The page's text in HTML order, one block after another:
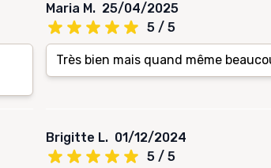
Maria M. 25/04/2025
5 / 5
Très bien mais quand même
Brigitte L. 01/12/2024
5 / 5